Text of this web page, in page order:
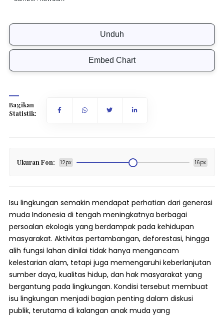
Unduh
Embed Chart
Bagikan
Statistik:
Ukuran Fon: 12px 16px
Isu lingkungan semakin mendapat perhatian dari generasi
muda Indonesia di tengah meningkatnya berbagai
persoalan ekologis yang berdampak pada kehidupan
masyarakat. Aktivitas pertambangan, deforestasi, hingga
alih fungsi lahan dinilai tidak hanya mengancam
kelestarian alam, tetapi juga memengaruhi keberlanjutan
sumber daya, kualitas hidup, dan hak masyarakat yang
bergantung pada lingkungan. Kondisi tersebut membuat
isu lingkungan menjadi bagian penting dalam diskusi
publik, terutama di kalangan anak muda yang